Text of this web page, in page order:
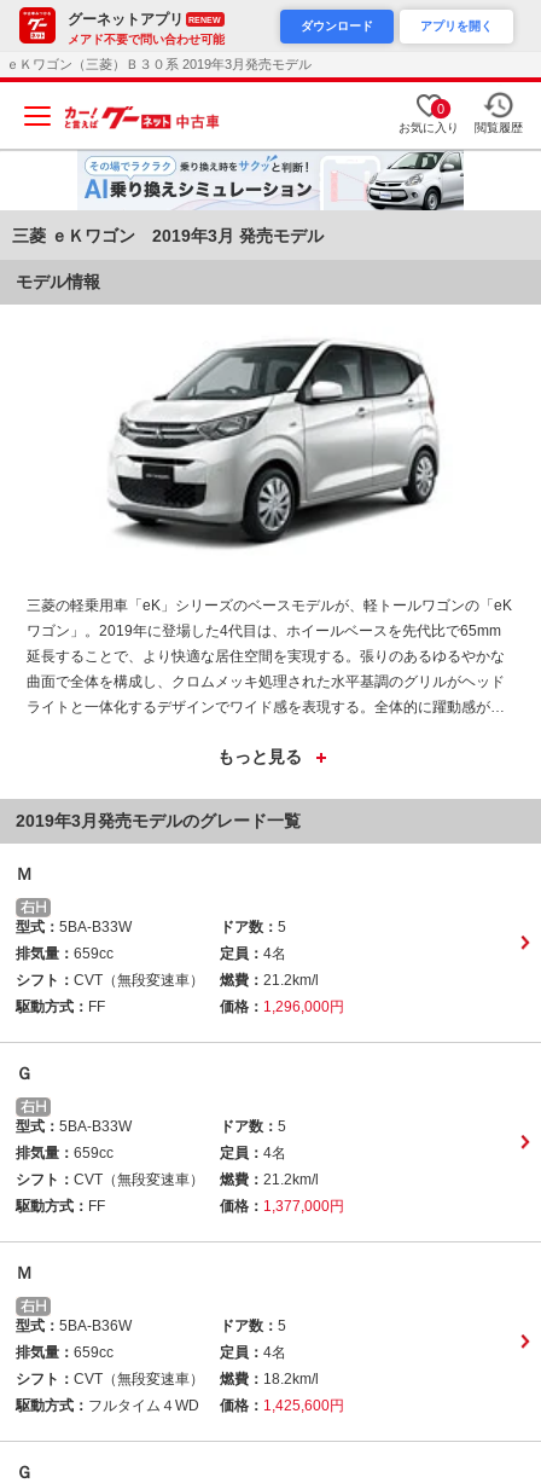
グーネットアプリ RENEW
メアド不要で問い合わせ可能
ダウンロード アプリを開く
ｅＫワゴン（三菱）Ｂ３０系 2019年3月発売モデル
0
お気に入り 閲覧履歴
三菱 ｅＫワゴン 2019年3月 発売モデル
モデル情報
三菱の軽乗用車「eK」シリーズのベースモデルが、軽トールワゴンの「eK
ワゴン」。2019年に登場した4代目は、ホイールベースを先代比で65mm
延長することで、より快適な居住空間を実現する。張りのあるゆるやかな
曲面で全体を構成し、クロムメッキ処理された水平基調のグリルがヘッド
ライトと一体化するデザインでワイド感を表現する。全体的に躍動感があ
イトグレーを基調とした質感の高さ空間とし、シートはボリューム感のあ
セーフティ面では、三菱初の高速道路同一車線運転支援技術「マイパイロ
ット」や、車両を制御して走行車線内に戻す操作を促す「eアシスト」を新
「M」、「G」を設定。2020年12月、一部改良が行われ、ボディカラーは
新色「レッドメタリック」を追加し、全8色となった。
2019年3月発売モデルのグレード一覧
Ｍ
型式： 5BA-B33W ドア数： 5
排気量： 659cc 定員： 4名
シフト： CVT（無段変速車） 燃費： 21.2km/l
駆動方式： FF 価格： 1,296,000円
Ｇ
型式： 5BA-B33W ドア数： 5
排気量： 659cc 定員： 4名
シフト： CVT（無段変速車） 燃費： 21.2km/l
駆動方式： FF 価格： 1,377,000円
Ｍ
型式： 5BA-B36W ドア数： 5
排気量： 659cc 定員： 4名
シフト： CVT（無段変速車） 燃費： 18.2km/l
駆動方式： フルタイム４WD 価格： 1,425,600円
Ｇ